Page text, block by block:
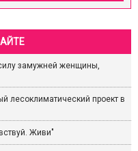
замужней женщины,
лесоклиматический проект в
Живи"